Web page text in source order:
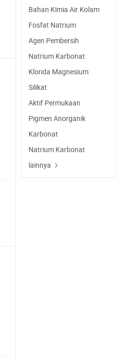
Bahan Kimia Air Kolam
Fosfat Natrium
Agen Pembersih
Natrium Karbonat
Klorida Magnesium
Silikat
Aktif Permukaan
Pigmen Anorganik
Karbonat
Natrium Karbonat
lainnya